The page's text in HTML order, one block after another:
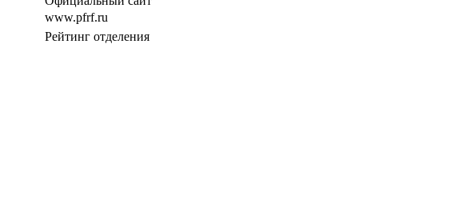
www.pfrf.ru
Рейтинг отделения